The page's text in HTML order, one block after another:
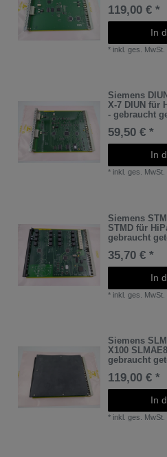
119,00 € *
In
* inkl. ges. MwSt.
Siemens
X-7 DIUN für
- gebraucht
59,50 € *
In
* inkl. ges. MwSt.
Siemens
STMD für
gebraucht
35,70 € *
In
* inkl. ges. MwSt.
Siemens
X100
gebraucht
119,00 € *
In
* inkl. ges. MwSt.